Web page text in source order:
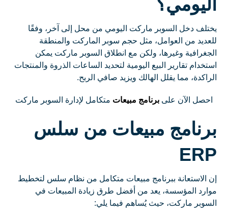
اليومي؟
يختلف دخل السوبر ماركت اليومي من محل إلى آخر، وفقًا
للعديد من العوامل، مثل حجم سوبر الماركت والمنطقة
الجغرافية وغيرها، ولكن مع انطلاق السوبر ماركت يمكن
استخدام تقارير البيع اليومية لتحديد الساعات الذروة والمنتجات
الراكدة، مما يقلل الهالك ويزيد صافي الربح.
احصل الآن على برنامج مبيعات متكامل لإدارة السوبر ماركت
برنامج مبيعات من سلس
ERP
إن الاستعانة ببرنامج مبيعات متكامل من نظام سلس لتخطيط
موارد المؤسسة، يعد من أفضل طرق زيادة المبيعات في
السوبر ماركت، حيث يُساهم فيما يلي: